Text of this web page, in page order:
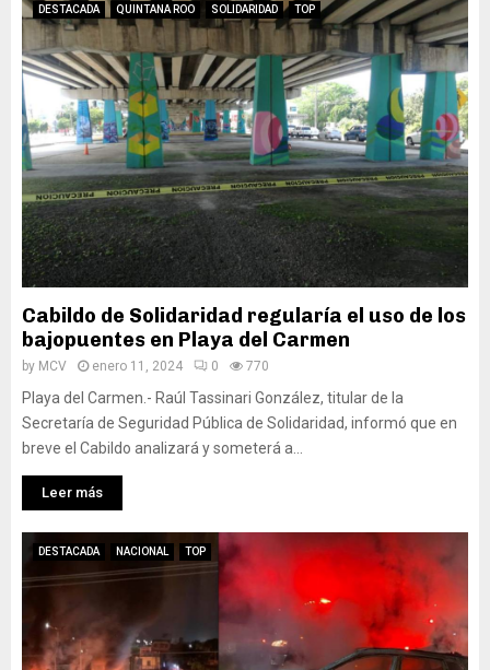
DESTACADA QUINTANA ROO SOLIDARIDAD TOP
Cabildo de Solidaridad regularía el uso de los
bajopuentes en Playa del Carmen
by MCV enero 11, 2024 0 770
Playa del Carmen.- Raúl Tassinari González, titular de la
Secretaría de Seguridad Pública de Solidaridad, informó que en
breve el Cabildo analizará y someterá a...
Leer más
DESTACADA NACIONAL TOP